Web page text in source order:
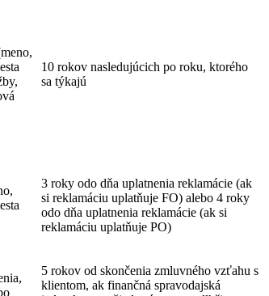
10 rokov nasledujúcich po roku, ktorého
sa týkajú
3 roky odo dňa uplatnenia reklamácie (ak
si reklamáciu uplatňuje FO) alebo 4 roky
odo dňa uplatnenia reklamácie (ak si
reklamáciu uplatňuje PO)
5 rokov od skončenia zmluvného vzťahu s
klientom, ak finančná spravodajská